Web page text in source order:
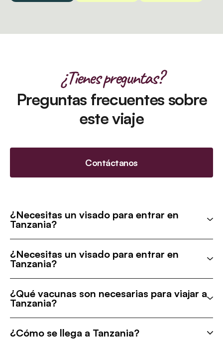
¿Tienes preguntas?
Preguntas frecuentes sobre
este viaje
Contáctanos
¿Necesitas un visado para entrar en
Tanzania?
¿Necesitas un visado para entrar en
Tanzania?
¿Qué vacunas son necesarias para viajar a
Tanzania?
¿Cómo se llega a Tanzania?